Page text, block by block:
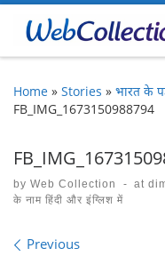
Skip to content
Home » Stories » भारत के
FB_IMG_1673150988794
by Web Collection - at
के नाम हिंदी और इंग्लिश में
Images navigation
Previous